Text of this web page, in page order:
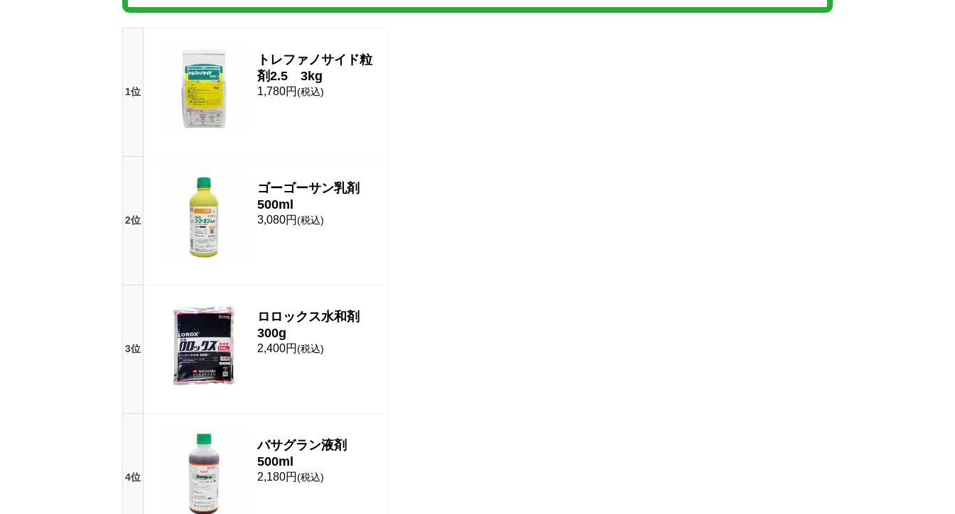
1位
トレファノサイド粒
剤2.5 3kg
1,780円(税込)
2位
ゴーゴーサン乳剤
500ml
3,080円(税込)
3位
ロロックス水和剤
300g
2,400円(税込)
4位
バサグラン液剤
500ml
2,180円(税込)